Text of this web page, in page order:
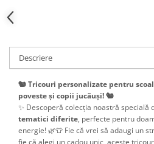
Descriere
🐿️ Tricouri personalizate pentru
poveste și copii jucăuși! 🐿️
✨ Descoperă colecția noastră specială
tematici diferite, perfecte pentru
energie! 🌿👕 Fie că vrei să adaugi un
fie că alegi un cadou unic, aceste